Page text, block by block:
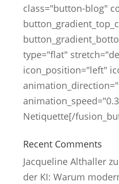
class="button-blog"
type="flat"
icon_position="left"
Netiquette[/
Recent Comments
Jacqueline Althallerzu
der KI: Warum